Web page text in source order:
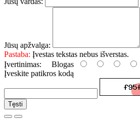
Jūsų apžvalga:
Pastaba: Įvestas tekstas nebus išverstas.
Įvertinimas: Blogas
Įveskite patikros kodą
Tęsti